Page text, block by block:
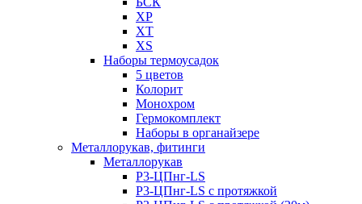
XP
XT
XS
Наборы термоусадок
5 цветов
Колорит
Монохром
Гермокомплект
Наборы в органайзере
Металлорукав, фитинги
Металлорукав
Р3-ЦПнг-LS
Р3-ЦПнг-LS с протяжкой